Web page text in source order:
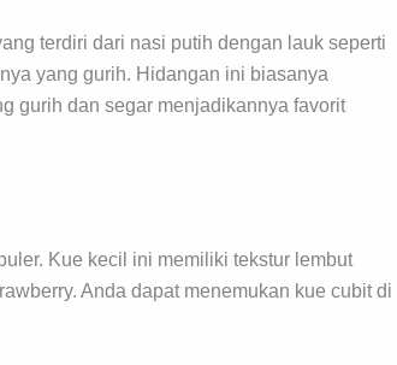
terdiri dari nasi putih dengan lauk seperti
yang gurih. Hidangan ini biasanya
gurih dan segar menjadikannya favorit
Kue kecil ini memiliki tekstur lembut
Anda dapat menemukan kue cubit di